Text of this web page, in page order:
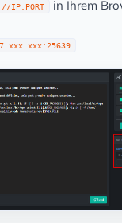
IP:PORT in Ihrem